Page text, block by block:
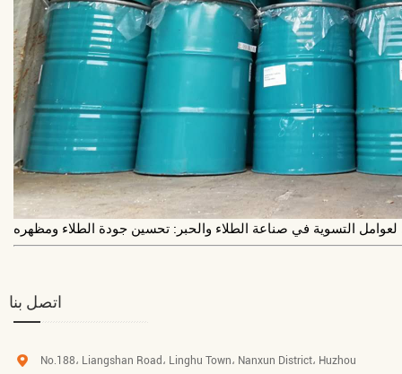
لعوامل التسوية في صناعة الطلاء والحبر: تحسين جودة الطلاء ومظهره
اتصل بنا
No.188، Liangshan Road، Linghu Town، Nanxun District، Huzhou